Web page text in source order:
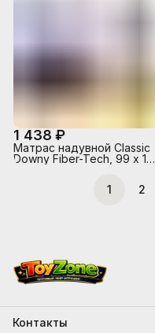
1 438 ₽
Матрас надувной Classic
Downy Fiber-Tech, 99 x 191
1 2
Контакты